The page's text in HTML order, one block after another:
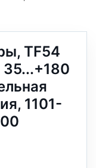
TF54
1101-